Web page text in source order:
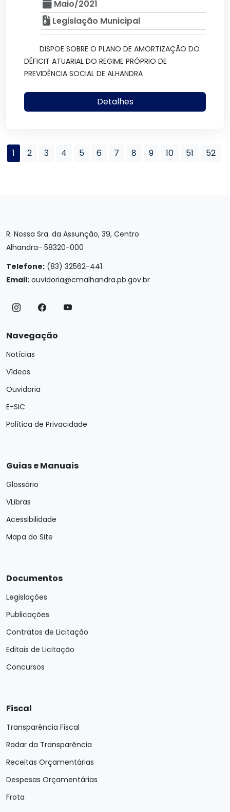
Maio/2021
Legislação Municipal
DISPOE SOBRE O PLANO DE AMORTIZAÇÃO DO
DÉFICIT ATUARIAL DO REGIME PRÓPRIO DE
PREVIDÊNCIA SOCIAL DE ALHANDRA
Detalhes
1 2 3 4 5 6 7 8 9 10 51 52
R. Nossa Sra. da Assunção, 39, Centro
Alhandra- 58320-000
Telefone: (83) 32562-441
Email: ouvidoria@cmalhandra.pb.gov.br
Navegação
Notícias
Vídeos
Ouvidoria
E-SIC
Política de Privacidade
Guias e Manuais
Glossário
VLibras
Acessibilidade
Mapa do Site
Documentos
Legislações
Publicações
Contratos de Licitação
Editais de Licitação
Concursos
Fiscal
Transparência Fiscal
Radar da Transparência
Receitas Orçamentárias
Despesas Orçamentárias
Frota